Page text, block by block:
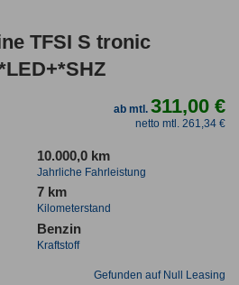
TFSI S tronic
ab mtl.311,00 €
netto mtl. 261,34 €
10.000,0 km
Jahrliche Fahrleistung
7 km
Kilometerstand
Benzin
Kraftstoff
Gefunden auf Null Leasing